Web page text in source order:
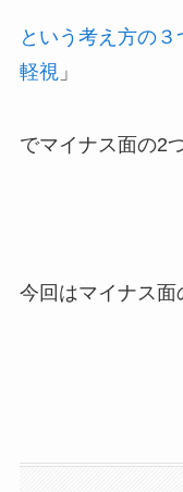
という考え方の
軽視 」
でマイナス面の2
今回はマイナス面